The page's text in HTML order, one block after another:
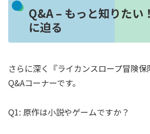
Q&A – もっと知りたい
に迫る
さらに深く『ライカンスロープ冒険
Q&Aコーナーです。
Q1: 原作は小説やゲームですか？